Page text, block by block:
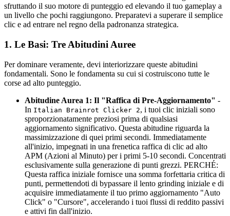
sfruttando il suo motore di punteggio ed elevando il tuo gameplay a
un livello che pochi raggiungono. Preparatevi a superare il semplice
clic e ad entrare nel regno della padronanza strategica.
1. Le Basi: Tre Abitudini Auree
Per dominare veramente, devi interiorizzare queste abitudini
fondamentali. Sono le fondamenta su cui si costruiscono tutte le
corse ad alto punteggio.
Abitudine Aurea 1: Il "Raffica di Pre-Aggiornamento" -
In Italian Brainrot Clicker 2, i tuoi clic iniziali sono
sproporzionatamente preziosi prima di qualsiasi
aggiornamento significativo. Questa abitudine riguarda la
massimizzazione di quei primi secondi. Immediatamente
all'inizio, impegnati in una frenetica raffica di clic ad alto
APM (Azioni al Minuto) per i primi 5-10 secondi. Concentrati
esclusivamente sulla generazione di punti grezzi. PERCHÉ:
Questa raffica iniziale fornisce una somma forfettaria critica di
punti, permettendoti di bypassare il lento grinding iniziale e di
acquisire immediatamente il tuo primo aggiornamento "Auto
Click" o "Cursore", accelerando i tuoi flussi di reddito passivi
e attivi fin dall'inizio.